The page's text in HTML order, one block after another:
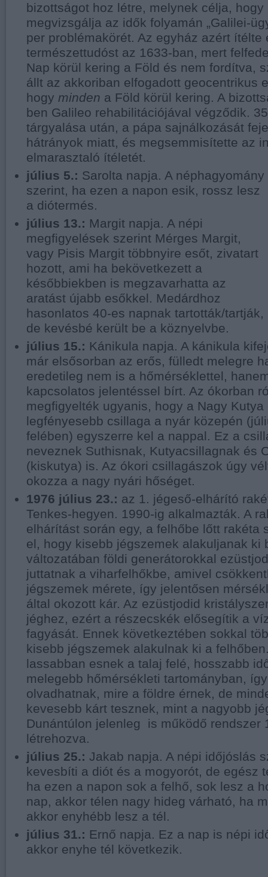
bizottságot hoz létre, melynek célja, hogy
megvizsgálja az idők folyamán „Galilei-
per problémakörét. Az egyház azért ítélte
természettudóst az 1633-ban, mert
Nap körül kering a Föld és nem fordítva,
állt az akkoriban elfogadott geocentrikus
hogy minden a Föld körül kering. A
ben Galileo rehabilitációjával végződik.
tárgyalása után, a pápa sajnálkozását
hátrányok miatt, és megsemmisítette az
elmarasztaló ítéletét.
július 5.: Sarolta napja. A néphagyomány
szerint, ha ezen a napon esik, rossz lesz
a diótermés.
július 13.: Margit napja. A népi
megfigyelések szerint Mérges Margit,
vagy Pisis Margit többnyire esőt, zivatart
hozott, ami ha bekövetkezett a
későbbiekben is megzavarhatta az
aratást újabb esőkkel. Medárdhoz
hasonlatos 40-es napnak tartották/tartják,
de kevésbé került be a köznyelvbe.
július 15.: Kánikula napja. A kánikula
már elsősorban az erős, fülledt melegre
eredetileg nem is a hőmérséklettel,
kapcsolatos jelentéssel bírt. Az ókorban
megfigyelték ugyanis, hogy a Nagy
legfényesebb csillaga a nyár közepén
felében) egyszerre kel a nappal. Ez a
neveznek Suthisnak, Kutyacsillagnak és
(kiskutya) is. Az ókori csillagászok úgy
okozza a nagy nyári hőséget.
1976 július 23.: az 1. jégeső-elhárító
Tenkes-hegyen. 1990-ig alkalmazták. A
elhárítást során egy, a felhőbe lőtt rakéta
el, hogy kisebb jégszemek alakuljanak ki
változatában földi generátorokkal
juttatnak a viharfelhőkbe, amivel
jégszemek mérete, így jelentősen
által okozott kár. Az ezüstjodid
jéghez, ezért a részecskék elősegítik a
fagyását. Ennek következtében sokkal
kisebb jégszemek alakulnak ki a
lassabban esnek a talaj felé, hosszabb
melegebb hőmérsékleti tartományban,
olvadhatnak, mire a földre érnek, de
kevesebb kárt tesznek, mint a nagyobb
Dunántúlon jelenleg is működő rendszer
létrehozva.
július 25.: Jakab napja. A népi időjóslás
kevesbíti a diót és a mogyorót, de egész
ha ezen a napon sok a felhő, sok lesz a
nap, akkor télen nagy hideg várható, ha
akkor enyhébb lesz a tél.
július 31.: Ernő napja. Ez a nap is népi
akkor enyhe tél következik.